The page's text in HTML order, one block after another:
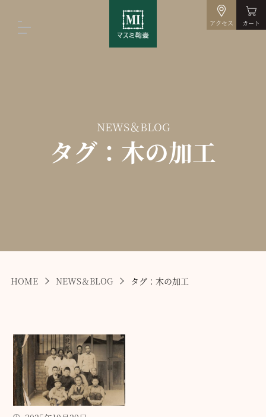
アクセス カート
NEWS＆BLOG
タグ：木の加工
HOME NEWS＆BLOG タグ：木の加工